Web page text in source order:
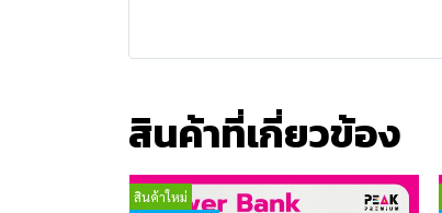
สินค้าที่เกี่ยวข้อง
สินค้าใหม่